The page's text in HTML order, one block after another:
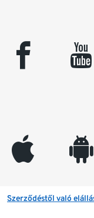
facebook youtube
appleinc android
Szerződéstől való